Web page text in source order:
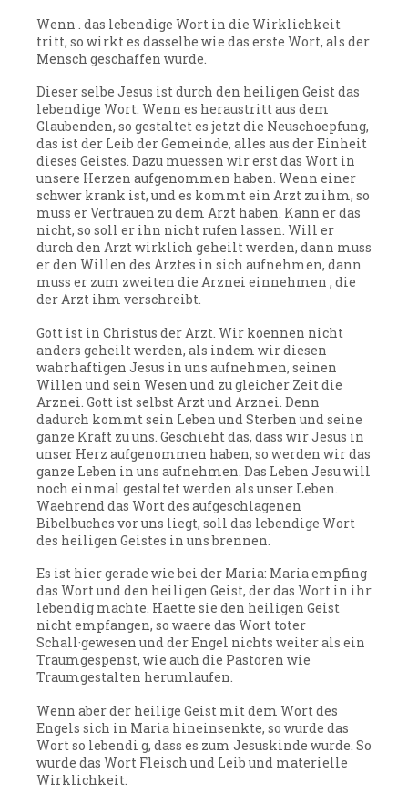
Wenn . das lebendige Wort in die Wirklichkeit
tritt, so wirkt es dasselbe wie das erste Wort, als der
Mensch geschaffen wurde.
Dieser selbe Jesus ist durch den heiligen Geist das
lebendige Wort. Wenn es heraustritt aus dem
Glaubenden, so gestaltet es jetzt die Neuschoepfung,
das ist der Leib der Gemeinde, alles aus der Einheit
dieses Geistes. Dazu muessen wir erst das Wort in
unsere Herzen aufgenommen haben. Wenn einer
schwer krank ist, und es kommt ein Arzt zu ihm, so
muss er Vertrauen zu dem Arzt haben. Kann er das
nicht, so soll er ihn nicht rufen lassen. Will er
durch den Arzt wirklich geheilt werden, dann muss
er den Willen des Arztes in sich aufnehmen, dann
muss er zum zweiten die Arznei einnehmen , die
der Arzt ihm verschreibt.
Gott ist in Christus der Arzt. Wir koennen nicht
anders geheilt werden, als indem wir diesen
wahrhaftigen Jesus in uns aufnehmen, seinen
Willen und sein Wesen und zu gleicher Zeit die
Arznei. Gott ist selbst Arzt und Arznei. Denn
dadurch kommt sein Leben und Sterben und seine
ganze Kraft zu uns. Geschieht das, dass wir Jesus in
unser Herz aufgenommen haben, so werden wir das
ganze Leben in uns aufnehmen. Das Leben Jesu will
noch einmal gestaltet werden als unser Leben.
Waehrend das Wort des aufgeschlagenen
Bibelbuches vor uns liegt, soll das lebendige Wort
des heiligen Geistes in uns brennen.
Es ist hier gerade wie bei der Maria: Maria empfing
das Wort und den heiligen Geist, der das Wort in ihr
lebendig machte. Haette sie den heiligen Geist
nicht empfangen, so waere das Wort toter
Schall·gewesen und der Engel nichts weiter als ein
Traumgespenst, wie auch die Pastoren wie
Traumgestalten herumlaufen.
Wenn aber der heilige Geist mit dem Wort des
Engels sich in Maria hineinsenkte, so wurde das
Wort so lebendi g, dass es zum Jesuskinde wurde. So
wurde das Wort Fleisch und Leib und materielle
Wirklichkeit.